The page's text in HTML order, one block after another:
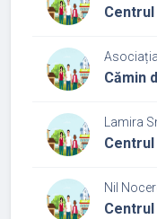
Cămin
Lamira
Nil